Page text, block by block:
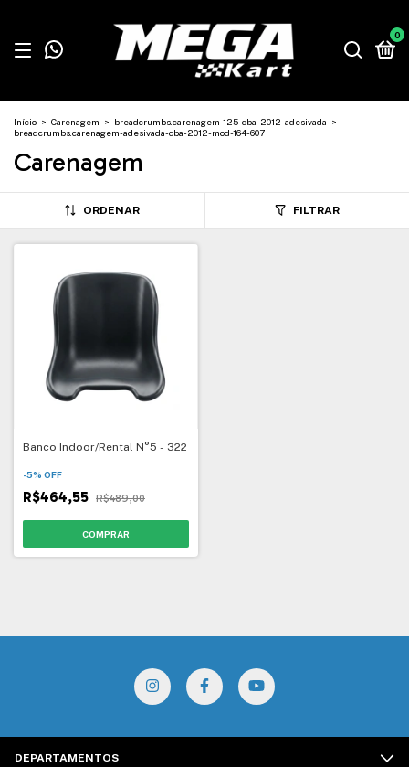
0
Início > Carenagem > breadcrumbs.carenagem-125-cba-2012-adesivada >
breadcrumbs.carenagem-adesivada-cba-2012-mod-164-607
Carenagem
ORDENAR FILTRAR
Banco Indoor/Rental N°5 - 322
-5% OFF
R$464,55 R$489,00
DEPARTAMENTOS